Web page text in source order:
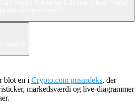
blot en i Crypto.com prisindeks, der
markedsværdi og live-diagrammer